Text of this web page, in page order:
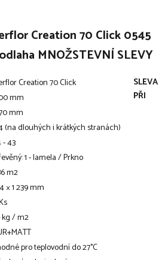
Creation 70 Click 0545
MNOŽSTEVNÍ SLEVY
Creation 70 Click
mm
mm
(na dlouhých i krátkých stranách)
- 43
1 - lamela / Prkno
m2
× 1 239 mm
kg / m2
pro teplovodní do 27°C
SLEVA
PŘI